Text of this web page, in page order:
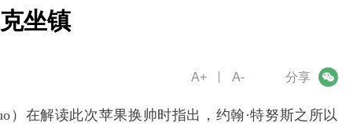
克坐镇
分享
微信
A+ A-
）在解读此次苹果换帅时指出，约翰·特努斯之所以